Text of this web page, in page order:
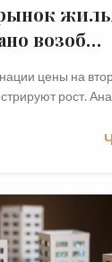
возоб…
цены на
рост.